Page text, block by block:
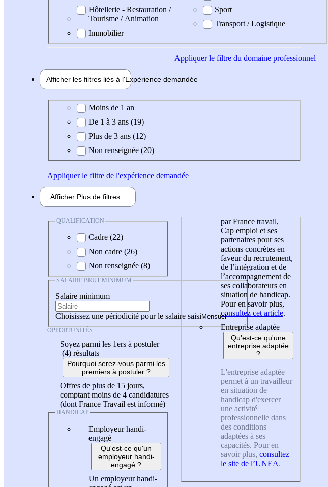
Hôtellerie - Restauration /
Tourisme / Animation
Immobilier
Sport
Transport / Logistique
Appliquerle filtre du domaine professionnel
Afficher les filtres liés à l'Expérience demandée
Expérience demandée
Moins de 1 an
De 1 à 3 ans (19)
Plus de 3 ans (12)
Non renseignée (20)
Appliquerle filtre de l'expérience demandée
Afficher Plus de filtres
QUALIFICATION
Cadre (22)
Non cadre (26)
Non renseignée (8)
SALAIRE BRUT MINIMUM
Salaire minimum
Choisissez une périodicité pour le salaire saisi
OPPORTUNITÉS
Soyez parmi les 1ers à postuler
(4) résultats
Pourquoi serez-vous parmi les
premiers à postuler ?
Offres de plus de 15 jours,
comptant moins de 4 candidatures
(dont France Travail est informé)
HANDICAP
Employeur handi-
engagé
Qu'est-ce qu'un
employeur handi-
engagé ?
Un employeur handi-
par France travail,
Cap emploi et ses
partenaires pour ses
actions concrètes en
faveur du recrutement,
de l’intégration et de
l’accompagnement de
ses collaborateurs en
situation de handicap.
Pour en savoir plus,
consultez cet article.
Entreprise adaptée
Qu'est-ce qu'une
entreprise adaptée
?
L'entreprise adaptée
permet à un travailleur
en situation de
handicap d'exercer
une activité
professionnelle dans
des conditions
adaptées à ses
capacités. Pour en
savoir plus, consultez
le site de l’UNEA.